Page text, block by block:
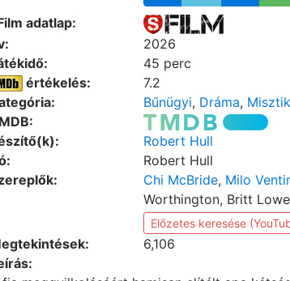
adatlap:
2026
45 perc
értékelés:
7.2
Bűnügyi, Dráma,
Robert Hull
Robert Hull
Chi McBride, Milo
Worthington, Britt
Előzetes keresése
6,106